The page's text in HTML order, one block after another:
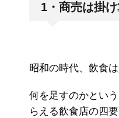
1・商売は掛
昭和の時代、飲食は
何を足すのかとい
らえる飲食店の四